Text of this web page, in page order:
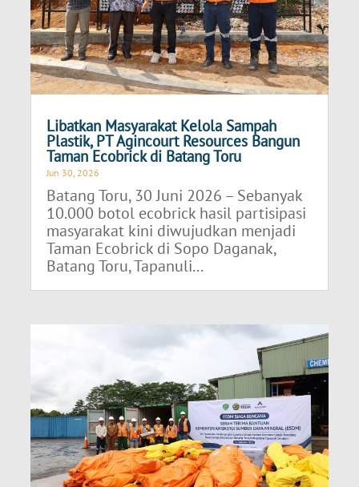
Libatkan Masyarakat Kelola Sampah
Plastik, PT Agincourt Resources Bangun
Taman Ecobrick di Batang Toru
Jun 30, 2026
Batang Toru, 30 Juni 2026 – Sebanyak
10.000 botol ecobrick hasil partisipasi
masyarakat kini diwujudkan menjadi
Taman Ecobrick di Sopo Daganak,
Batang Toru, Tapanuli...